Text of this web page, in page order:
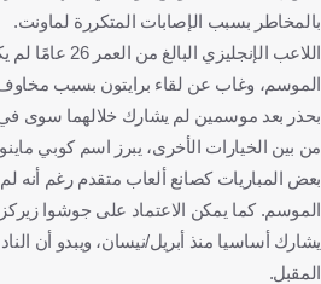
بالمخاطر بسبب الإصابات المتكررة لماونت.
اللاعب الإنجليزي
الموسم، وغاب عن لقاء برايتون بسبب مخاوف
بحذر بعد موسمين لم يشارك خلالهما سوى في 47
من بين الخيارات الأخرى، يبرز اسم كوبي
بعض المباريات كصانع ألعاب متقدم رغم أنه
الموسم. كما يمكن الاعتماد على جوشوا
يشارك أساسيا منذ أبريل/نيسان، ويبدو أن
المقبل.